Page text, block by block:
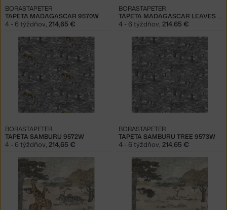
TAPETA MADAGASCAR 9570W
BORASTAPETER
4 - 6 týždňov, 214,65 €
TAPETA MADAGASCAR LEAVES 9571W
BORASTAPETER
4 - 6 týždňov, 214,65 €
TAPETA SAMBURU 9572W
BORASTAPETER
4 - 6 týždňov, 214,65 €
TAPETA SAMBURU TREE 9573W
BORASTAPETER
4 - 6 týždňov, 214,65 €